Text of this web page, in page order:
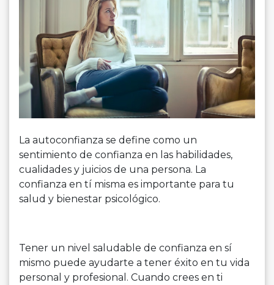
La autoconfianza se define como un
sentimiento de confianza en las habilidades,
cualidades y juicios de una persona. La
confianza en tí misma es importante para tu
salud y bienestar psicológico.
Tener un nivel saludable de confianza en sí
mismo puede ayudarte a tener éxito en tu vida
personal y profesional. Cuando crees en ti